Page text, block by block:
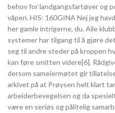
behov for landgangsfartøyer og
våpen. ​HIS: 160GINA Nej jeg
her gamle intrigerne, du. Alle
systemer har tilgang til å gjøre
seg til andre steder på kroppen
kan føre smitten videre[6].
dersom sameiermøtet gir
arkivet på at Prøysen helt klart
arbeiderbevegelsen og da
være en seriøs og pålitelig